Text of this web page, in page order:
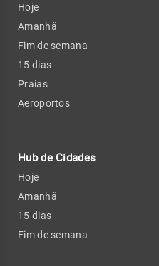
Hoje
Amanhã
Fim de semana
15 dias
Praias
Aeroportos
Hub de Cidades
Hoje
Amanhã
15 dias
Fim de semana